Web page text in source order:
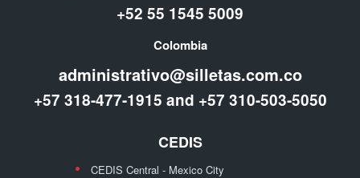
+52 55 1545 5009
Colombia
administrativo@silletas.com.co
+57 318-477-1915 and +57 310-503-5050
CEDIS
CEDIS Central - Mexico City